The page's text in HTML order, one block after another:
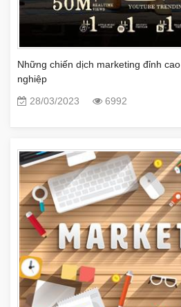
Những chiến dịch marketing đỉnh
nghiệp
28/03/2023
6992